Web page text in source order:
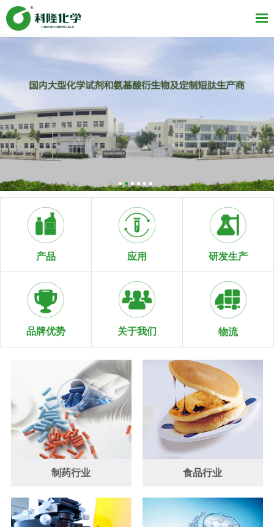
产品 应用 研发生产
品牌优势 关于我们 物流
制药行业 食品行业